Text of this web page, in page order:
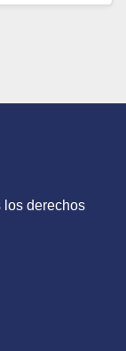
los derechos